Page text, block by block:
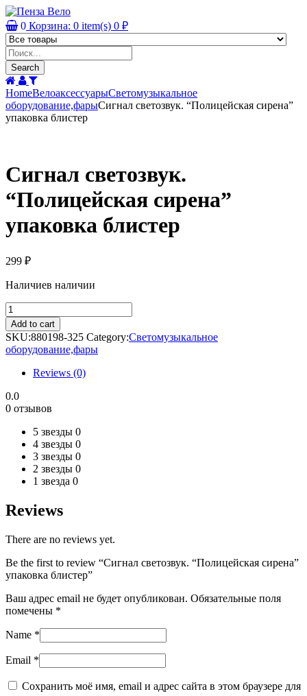
0 Корзина: 0 item(s) 0 ₽
Products
search
Search
HomeВелоаксессуарыСветомузыкальное
оборудование,фарыСигнал светозвук. “Полицейская сирена”
упаковка блистер
Сигнал светозвук.
“Полицейская сирена”
упаковка блистер
299 ₽
Наличиев наличии
Сигнал
светозвук.
"Полицейская
сирена"
упаковка
блистер
quantity
Add to cart
SKU:880198-325 Category:Светомузыкальное
оборудование,фары
Reviews (0)
0.0
0 отзывов
5 звезды 0
4 звезды 0
3 звезды 0
2 звезды 0
1 звезда 0
Reviews
There are no reviews yet.
Be the first to review “Сигнал светозвук. “Полицейская сирена”
упаковка блистер”
Ваш адрес email не будет опубликован. Обязательные поля
помечены *
Name *
Email *
Сохранить моё имя, email и адрес сайта в этом браузере для